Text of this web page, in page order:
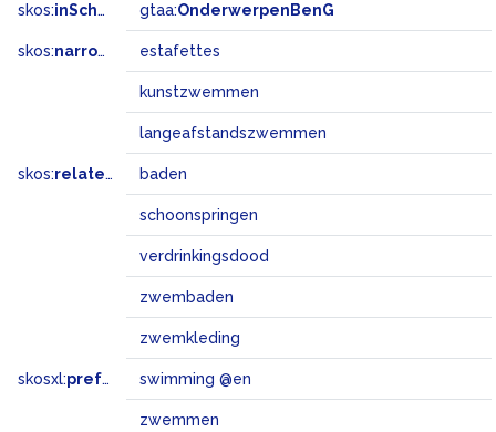
skos:inScheme gtaa:OnderwerpenBenG
skos:narrower estafettes
kunstzwemmen
langeafstandszwemmen
skos:related baden
schoonspringen
verdrinkingsdood
zwembaden
zwemkleding
skosxl:prefLabel swimming @en
zwemmen